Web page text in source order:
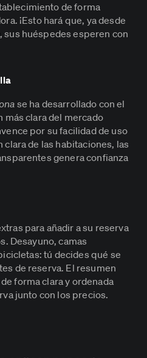
de forma
¡Esto hará que, ya desde
sus huéspedes esperen con
se ha desarrollado con el
más clara del mercado
por su facilidad de uso
clara de las habitaciones, las
genera confianza
para añadir a su reserva
Desayuno, camas
tú decides qué se
de reserva. El resumen
forma clara y ordenada
junto con los precios.